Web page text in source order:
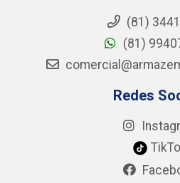
(81)
(81)
Redes